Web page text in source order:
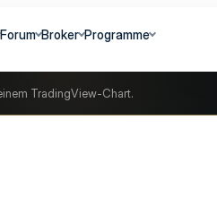
Forum Broker Programme
TradingView-Chart.